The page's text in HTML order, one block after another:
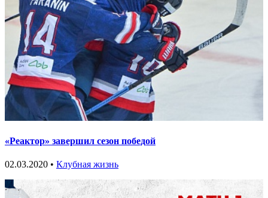
«Реактор» завершил сезон победой
02.03.2020 • Клубная жизнь